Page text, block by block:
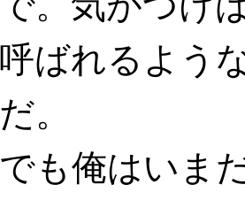
呼ばれるよう
だ。
でも俺はいま